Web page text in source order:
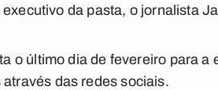
da pasta, o jornalista
o último dia de fevereiro para a
das redes sociais.